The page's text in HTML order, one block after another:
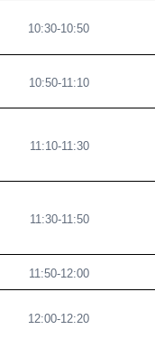
10:30-10:50
10:50-11:10
11:10-11:30
11:30-11:50
11:50-12:00
12:00-12:20